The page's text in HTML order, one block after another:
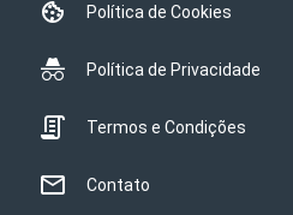
Política de Cookies
Política de Privacidade
Termos e Condições
Contato